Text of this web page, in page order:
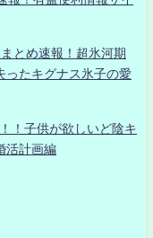
とめ速報！超氷河期
ったキグナス氷子の愛
！子供が欲しいど陰キ
活計画編